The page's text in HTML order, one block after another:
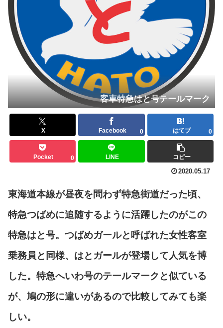
客車特急はと号テールマーク
X Facebook 0 はてブ 0
Pocket 0 LINE コピー
2020.05.17
東海道本線が昼夜を問わず特急街道だった頃、
特急つばめに追随するように活躍したのがこの
特急はと号。つばめガールと呼ばれた女性客室
乗務員と同様、はとガールが登場して人気を博
した。特急へいわ号のテールマークと似ている
が、鳩の形に違いがあるので比較してみても楽
しい。